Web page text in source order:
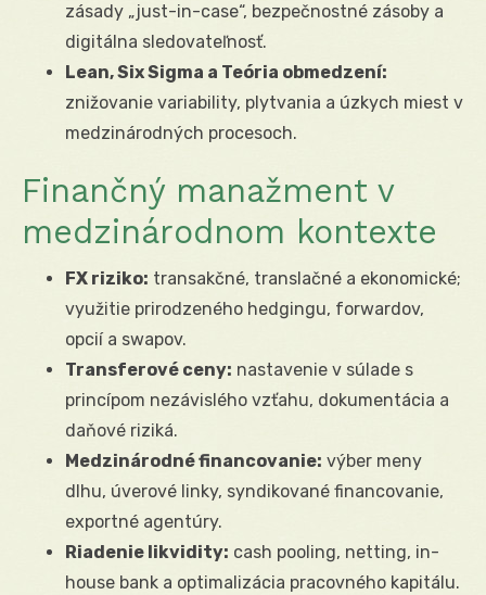
zásady „just-in-case“, bezpečnostné zásoby a
digitálna sledovateľnosť.
Lean, Six Sigma a Teória obmedzení:
znižovanie variability, plytvania a úzkych miest v
medzinárodných procesoch.
Finančný manažment v
medzinárodnom kontexte
FX riziko: transakčné, translačné a ekonomické;
využitie prirodzeného hedgingu, forwardov,
opcií a swapov.
Transferové ceny: nastavenie v súlade s
princípom nezávislého vzťahu, dokumentácia a
daňové riziká.
Medzinárodné financovanie: výber meny
dlhu, úverové linky, syndikované financovanie,
exportné agentúry.
Riadenie likvidity: cash pooling, netting, in-
house bank a optimalizácia pracovného kapitálu.